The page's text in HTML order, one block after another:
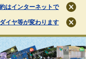
じ
る
はインターネットで
閉
じ
る
イヤ等が変わります
閉
じ
る